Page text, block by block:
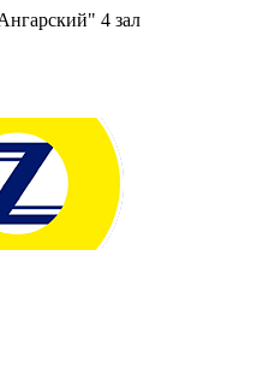
4 зал